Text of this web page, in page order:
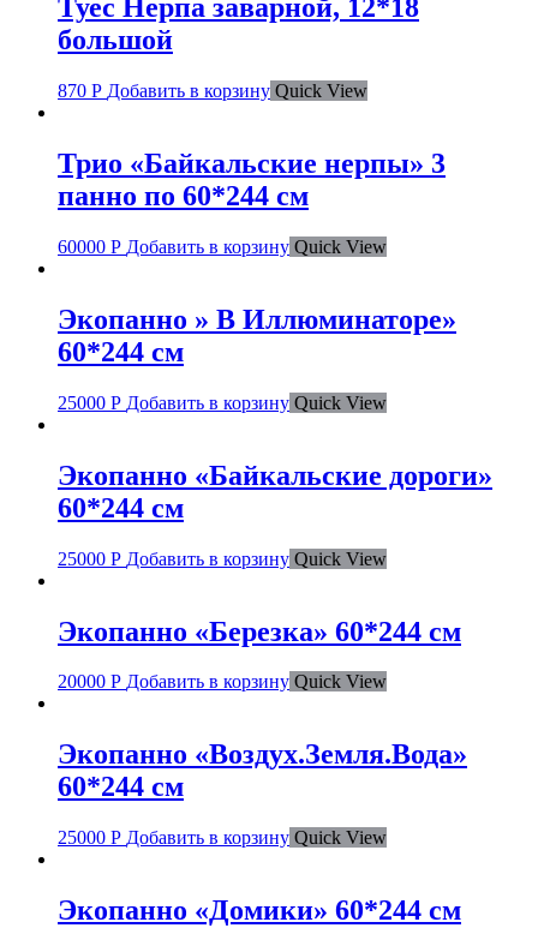
Туес Нерпа заварной, 12*18
большой
870 Р Добавить в корзину Quick View
Трио «Байкальские нерпы» 3
панно по 60*244 см
60000 Р Добавить в корзину Quick View
Экопанно » В Иллюминаторе»
60*244 см
25000 Р Добавить в корзину Quick View
Экопанно «Байкальские дороги»
60*244 см
25000 Р Добавить в корзину Quick View
Экопанно «Березка» 60*244 см
20000 Р Добавить в корзину Quick View
Экопанно «Воздух.Земля.Вода»
60*244 см
25000 Р Добавить в корзину Quick View
Экопанно «Домики» 60*244 см